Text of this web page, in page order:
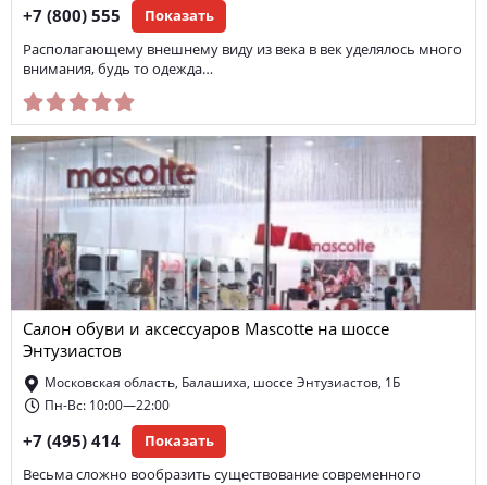
+7 (800) 555 Показать
Располагающему внешнему виду из века в век уделялось много
внимания, будь то одежда…
Салон обуви и аксессуаров Mascotte на шоссе
Энтузиастов
Московская область, Балашиха, шоссе Энтузиастов, 1Б
Пн-Вс: 10:00—22:00
+7 (495) 414 Показать
Весьма сложно вообразить существование современного